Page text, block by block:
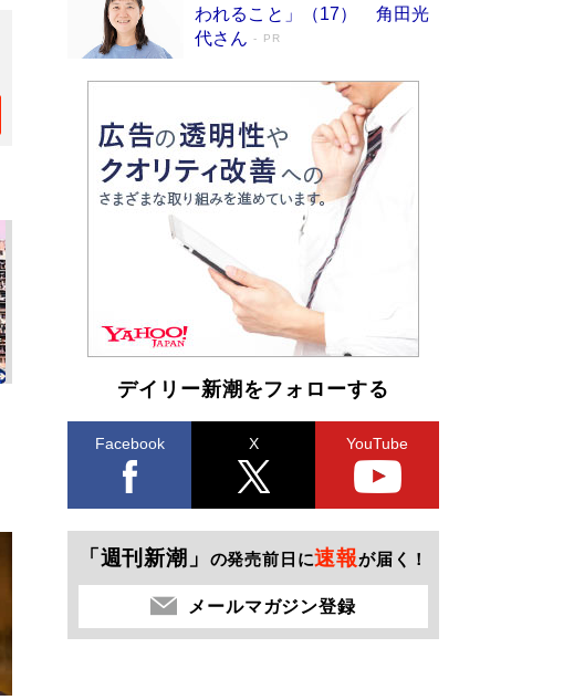
われること」（17） 角田光
代さん
PR
デイリー新潮をフォローする
Facebook X YouTube
「週刊新潮」 の発売前日に速報が届く！
メールマガジン登録